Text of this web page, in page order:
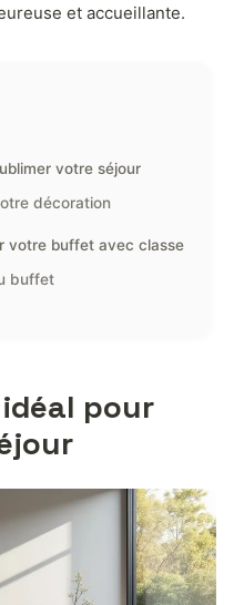
et accueillante.
votre séjour
décoration
votre buffet avec classe
buffet
pour